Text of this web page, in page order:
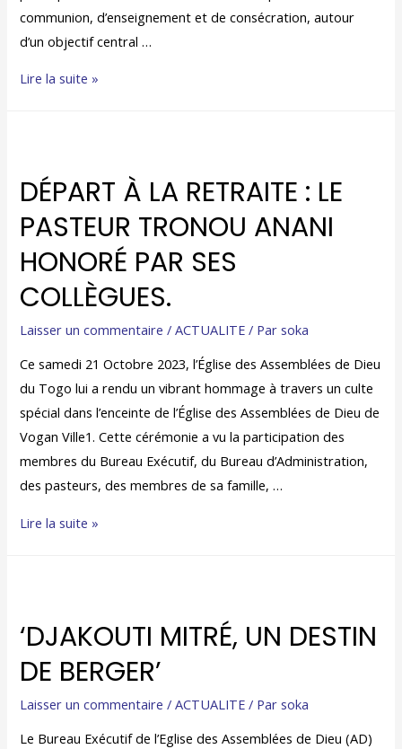
communion, d’enseignement et de consécration, autour
d’un objectif central …
Lire la suite »
DÉPART À LA RETRAITE : LE
PASTEUR TRONOU ANANI
HONORÉ PAR SES
COLLÈGUES.
Laisser un commentaire /ACTUALITE / Parsoka
Ce samedi 21 Octobre 2023, l’Église des Assemblées de Dieu
du Togo lui a rendu un vibrant hommage à travers un culte
spécial dans l’enceinte de l’Église des Assemblées de Dieu de
Vogan Ville1. Cette cérémonie a vu la participation des
membres du Bureau Exécutif, du Bureau d’Administration,
des pasteurs, des membres de sa famille, …
Lire la suite »
‘DJAKOUTI MITRÉ, UN DESTIN
DE BERGER’
Laisser un commentaire /ACTUALITE / Parsoka
Le Bureau Exécutif de l’Eglise des Assemblées de Dieu (AD)